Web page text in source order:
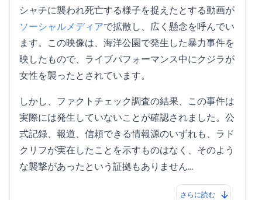
シャチに襲われ死亡する様子を捉えたとする動画が
ソーシャルメディアで拡散し、広く懸念を呼んでい
ます。この映像は、海洋公園で発生した暴力事件を
映したもので、ライブパフォーマンス中にクジラが
女性を襲ったとされています。
しかし、ファクトチェック調査の結果、この事件は
実際には発生していないことが確認されました。公
式記録、報道、信頼できる情報源のいずれも、ラド
クリフが実在したことを示すものはなく、そのよう
な襲撃があったという証拠もありません…
さらに読む